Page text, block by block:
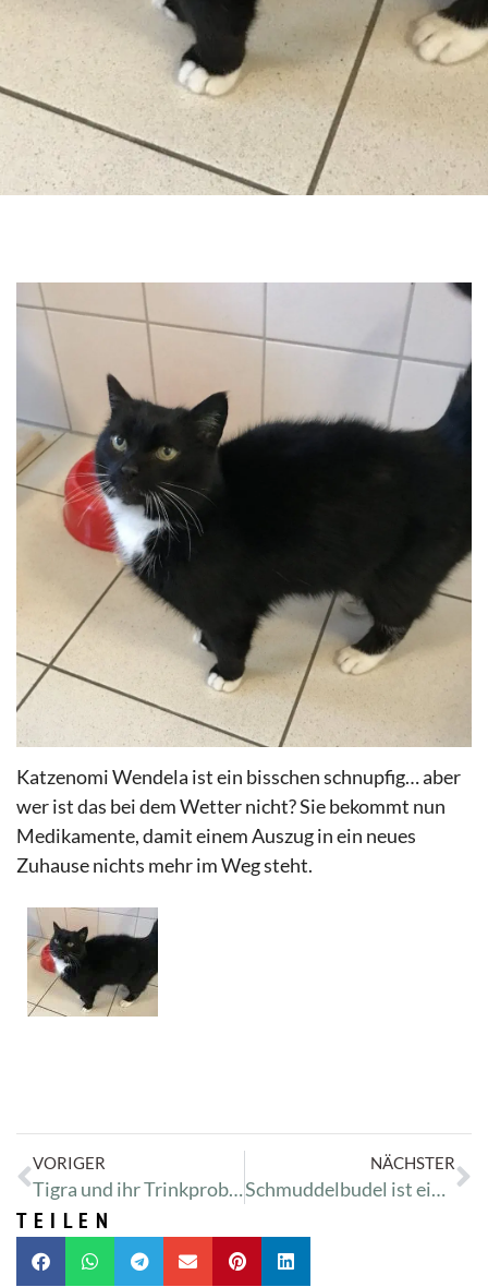
Katzenomi Wendela ist ein bisschen schnupfig… aber
wer ist das bei dem Wetter nicht? Sie bekommt nun
Medikamente, damit einem Auszug in ein neues
Zuhause nichts mehr im Weg steht.
VORIGER
Tigra und ihr Trinkproblem
NÄCHSTER
Schmuddelbudel ist einfach zu schmuddelig
TEILEN